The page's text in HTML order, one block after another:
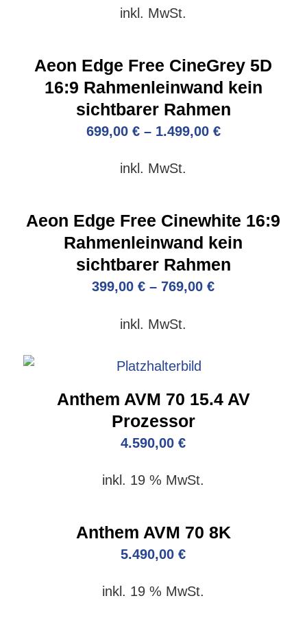
inkl. MwSt.
Aeon Edge Free CineGrey 5D
16:9 Rahmenleinwand kein
sichtbarer Rahmen
699,00 €– 1.499,00 €
inkl. MwSt.
Aeon Edge Free Cinewhite 16:9
Rahmenleinwand kein
sichtbarer Rahmen
399,00€ –769,00€
inkl. MwSt.
Anthem AVM 70 15.4 AV
Prozessor
4.590,00€
inkl. 19 % MwSt.
Anthem AVM 70 8K
5.490,00€
inkl. 19 % MwSt.